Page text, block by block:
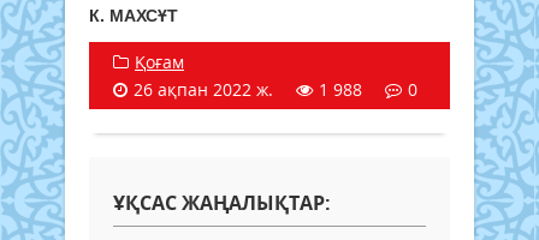
К. МАХСҰТ
Қоғам
26 ақпан 2022 ж.
1 988 0
ҰҚСАС ЖАҢАЛЫҚТАР: